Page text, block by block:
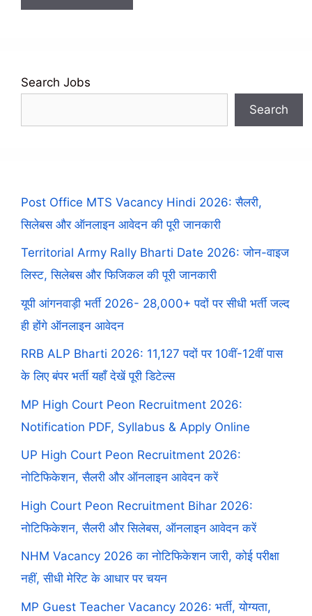
Search Jobs
Search
Post Office MTS Vacancy Hindi 2026: सैलरी,
सिलेबस और ऑनलाइन आवेदन की पूरी जानकारी
Territorial Army Rally Bharti Date 2026: जोन-वाइज
लिस्ट, सिलेबस और फिजिकल की पूरी जानकारी
यूपी आंगनवाड़ी भर्ती 2026- 28,000+ पदों पर सीधी भर्ती जल्द
ही होंगे ऑनलाइन आवेदन
RRB ALP Bharti 2026: 11,127 पदों पर 10वीं-12वीं पास
के लिए बंपर भर्ती यहाँ देखें पूरी डिटेल्स
MP High Court Peon Recruitment 2026:
Notification PDF, Syllabus & Apply Online
UP High Court Peon Recruitment 2026:
नोटिफिकेशन, सैलरी और ऑनलाइन आवेदन करें
High Court Peon Recruitment Bihar 2026:
नोटिफिकेशन, सैलरी और सिलेबस, ऑनलाइन आवेदन करें
NHM Vacancy 2026 का नोटिफिकेशन जारी, कोई परीक्षा
नहीं, सीधी मेरिट के आधार पर चयन
MP Guest Teacher Vacancy 2026: भर्ती, योग्यता,